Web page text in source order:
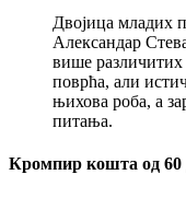
Двојица младих
Александар
више
поврћа, али
њихова роба, а
питања.
Кромпир кошта од 60